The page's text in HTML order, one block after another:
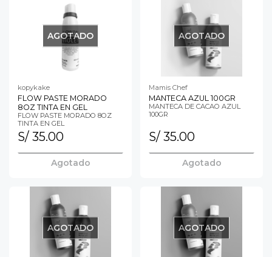
AGOTADO
kopykake
FLOW PASTE MORADO
8OZ TINTA EN GEL
FLOW PASTE MORADO 8OZ
TINTA EN GEL
S/ 35.00
Agotado
AGOTADO
Mamis Chef
MANTECA AZUL 100GR
MANTECA DE CACAO AZUL
100GR
S/ 35.00
Agotado
AGOTADO AGOTADO